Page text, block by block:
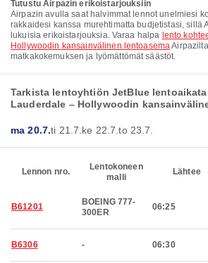
Tutustu Airpazin erikoistarjouksiin
Airpazin avulla saat halvimmat lennot unelmiesi
rakkaidesi kanssa murehtimatta budjetistasi, sillä
lukuisia erikoistarjouksia. Varaa halpa lento
Hollywoodin kansainvälinen lentoasema
matkakokemuksen ja lyömättömät säästöt.
Tarkista lentoyhtiön JetBlue
Lauderdale – Hollywoodin
ma 20.7.ti 21.7. ke 22.7.to 23.7.
Lennon nro.
Lentokoneen
malli
Lähtee
B61201
BOEING 777-
300ER
06:25
B6306 - 06:30